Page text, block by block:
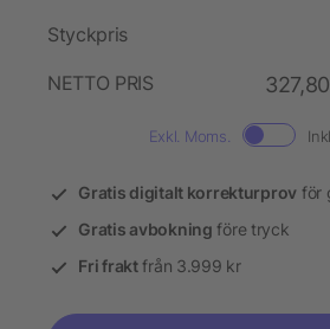
Styckpris
NETTO PRIS
Exkl. Moms.
Gratis digitalt korrekturprov för
Gratis avbokning före tryck
Fri fraktfrån 3.999 kr